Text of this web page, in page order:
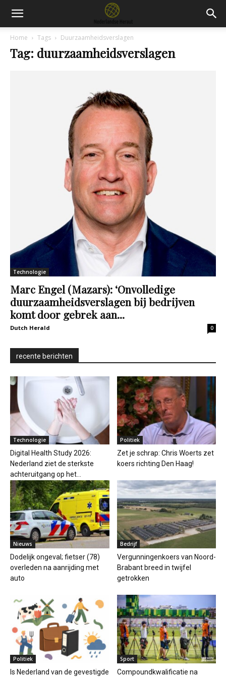
Home Tags Duurzaamheidsverslagen
Tag: duurzaamheidsverslagen
Technologie
Marc Engel (Mazars): ‘Onvolledige
duurzaamheidsverslagen bij bedrijven
komt door gebrek aan...
Dutch Herald 0
recente berichten
Technologie
Digital Health Study 2026:
Nederland ziet de sterkste
achteruitgang op het...
Politiek
Zet je schrap: Chris Woerts zet
koers richting Den Haag!
Nieuws
Dodelijk ongeval; fietser (78)
overleden na aanrijding met
auto
Bedrijf
Vergunningenkoers van Noord-
Brabant breed in twijfel
getrokken
Politiek
Is Nederland van de gevestigde
Sport
Compoundkwalificatie na